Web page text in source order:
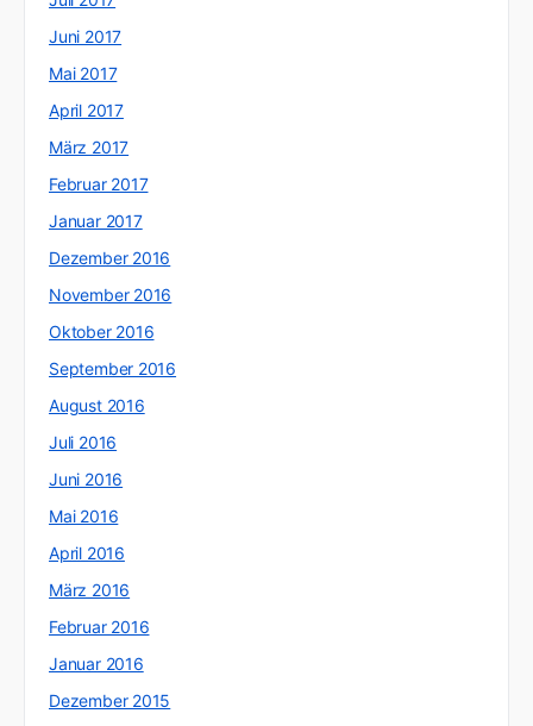
Juni 2017
Mai 2017
April 2017
März 2017
Februar 2017
Januar 2017
Dezember 2016
November 2016
Oktober 2016
September 2016
August 2016
Juli 2016
Juni 2016
Mai 2016
April 2016
März 2016
Februar 2016
Januar 2016
Dezember 2015